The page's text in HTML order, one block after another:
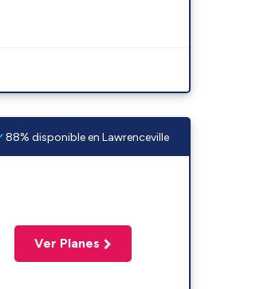
88% disponible en Lawrenceville
Ver Planes